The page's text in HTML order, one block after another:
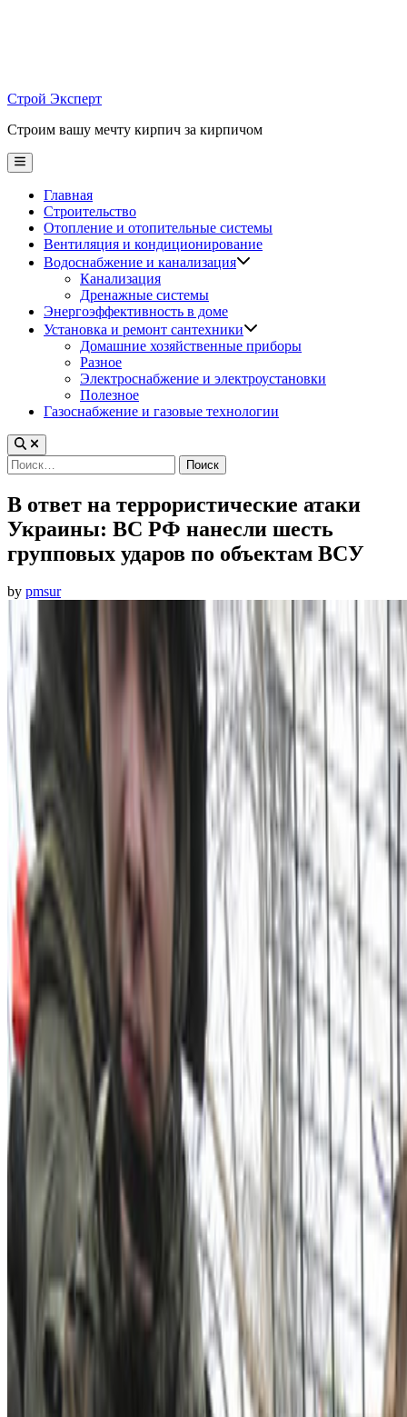
Строй Эксперт
Строим вашу мечту кирпич за кирпичом
Main
Menu
Главная
Строительство
Отопление и отопительные системы
Вентиляция и кондиционирование
Водоснабжение и канализация
Канализация
Дренажные системы
Энергоэффективность в доме
Установка и ремонт сантехники
Домашние хозяйственные приборы
Разное
Электроснабжение и электроустановки
Полезное
Газоснабжение и газовые технологии
Найти:
В ответ на террористические атаки
Украины: ВС РФ нанесли шесть
групповых ударов по объектам ВСУ
by pmsur